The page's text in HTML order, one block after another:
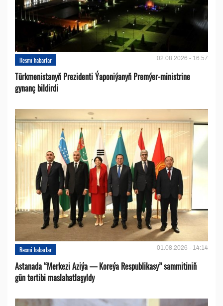
Resmi habarlar 02.08.2026 - 16:57
Türkmenistanyň Prezidenti Ýaponiýanyň Premýer-ministrine
gynanç bildirdi
Resmi habarlar 01.08.2026 - 14:14
Astanada “Merkezi Aziýa — Koreýa Respublikasy” sammitiniň
gün tertibi maslahatlaşyldy